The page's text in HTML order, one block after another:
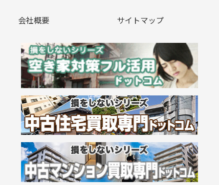
会社概要 サイトマップ